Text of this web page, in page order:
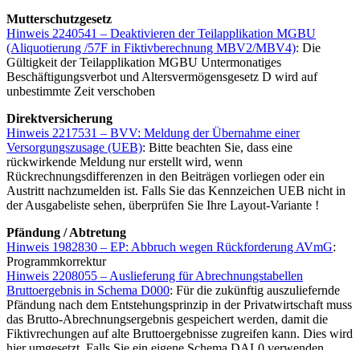
Mutterschutzgesetz
Hinweis 2240541 – Deaktivieren der Teilapplikation MGBU
(Aliquotierung /57F in Fiktivberechnung MBV2/MBV4): Die
Gültigkeit der Teilapplikation MGBU Untermonatiges
Beschäftigungsverbot und Altersvermögensgesetz D wird auf
unbestimmte Zeit verschoben
Direktversicherung
Hinweis 2217531 – BVV: Meldung der Übernahme einer
Versorgungszusage (UEB): Bitte beachten Sie, dass eine
rückwirkende Meldung nur erstellt wird, wenn
Rückrechnungsdifferenzen in den Beiträgen vorliegen oder ein
Austritt nachzumelden ist. Falls Sie das Kennzeichen UEB nicht in
der Ausgabeliste sehen, überprüfen Sie Ihre Layout-Variante !
Pfändung / Abtretung
Hinweis 1982830 – EP: Abbruch wegen Rückforderung AVmG:
Programmkorrektur
Hinweis 2208055 – Auslieferung für Abrechnungstabellen
Bruttoergebnis in Schema D000: Für die zukünftig auszuliefernde
Pfändung nach dem Entstehungsprinzip in der Privatwirtschaft muss
das Brutto-Abrechnungsergebnis gespeichert werden, damit die
Fiktivrechungen auf alte Bruttoergebnisse zugreifen kann. Dies wird